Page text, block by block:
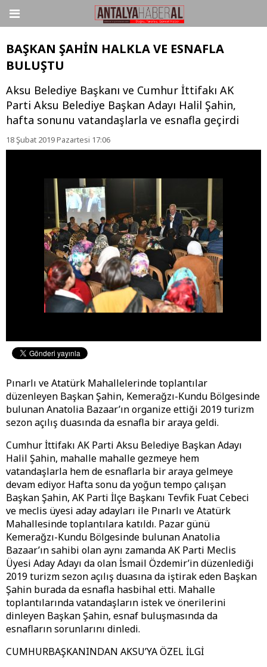
BAŞKAN ŞAHİN HALKLA VE ESNAFLA
BULUŞTU
Aksu Belediye Başkanı ve Cumhur İttifakı AK
Parti Aksu Belediye Başkan Adayı Halil Şahin,
hafta sonunu vatandaşlarla ve esnafla geçirdi
18 Şubat 2019 Pazartesi 17:06
Pınarlı ve Atatürk Mahallelerinde toplantılar
düzenleyen Başkan Şahin, Kemerağzı-Kundu Bölgesinde
bulunan Anatolia Bazaar’ın organize ettiği 2019 turizm
sezon açılış duasında da esnafla bir araya geldi.
Cumhur İttifakı AK Parti Aksu Belediye Başkan Adayı
Halil Şahin, mahalle mahalle gezmeye hem
vatandaşlarla hem de esnaflarla bir araya gelmeye
devam ediyor. Hafta sonu da yoğun tempo çalışan
Başkan Şahin, AK Parti İlçe Başkanı Tevfik Fuat Cebeci
ve meclis üyesi aday adayları ile Pınarlı ve Atatürk
Mahallesinde toplantılara katıldı. Pazar günü
Kemerağzı-Kundu Bölgesinde bulunan Anatolia
Bazaar’ın sahibi olan aynı zamanda AK Parti Meclis
Üyesi Aday Adayı da olan İsmail Özdemir’in düzenlediği
2019 turizm sezon açılış duasına da iştirak eden Başkan
Şahin burada da esnafla hasbihal etti. Mahalle
toplantılarında vatandaşların istek ve önerilerini
dinleyen Başkan Şahin, esnaf buluşmasında da
esnafların sorunlarını dinledi.
CUMHURBAŞKANINDAN AKSU’YA ÖZEL İLGİ